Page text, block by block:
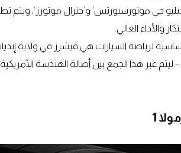
1‘ على الدعم من ’تي دبليو جي موتورسبورتس‘ و’جنرال
والأداء العالي.
لرياضة السيارات هي فيشرز في ولاية
عبر هذا الجمع بين أصالة الهندسة الأمريكية
1